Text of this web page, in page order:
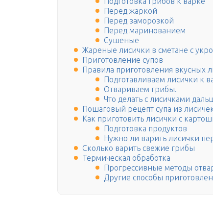
Перед жаркой
Перед заморозкой
Перед маринованием
Сушеные
Жареные лисички в сметане с
Приготовление супов
Правила приготовления вкусных
Подготавливаем лисички к
Отвариваем грибы.
Что делать с лисичками
Пошаговый рецепт супа из
Как приготовить лисички с
Подготовка продуктов
Нужно ли варить лисички
Сколько варить свежие грибы
Термическая обработка
Прогрессивные методы
Другие способы